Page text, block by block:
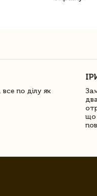
по ділу як
що